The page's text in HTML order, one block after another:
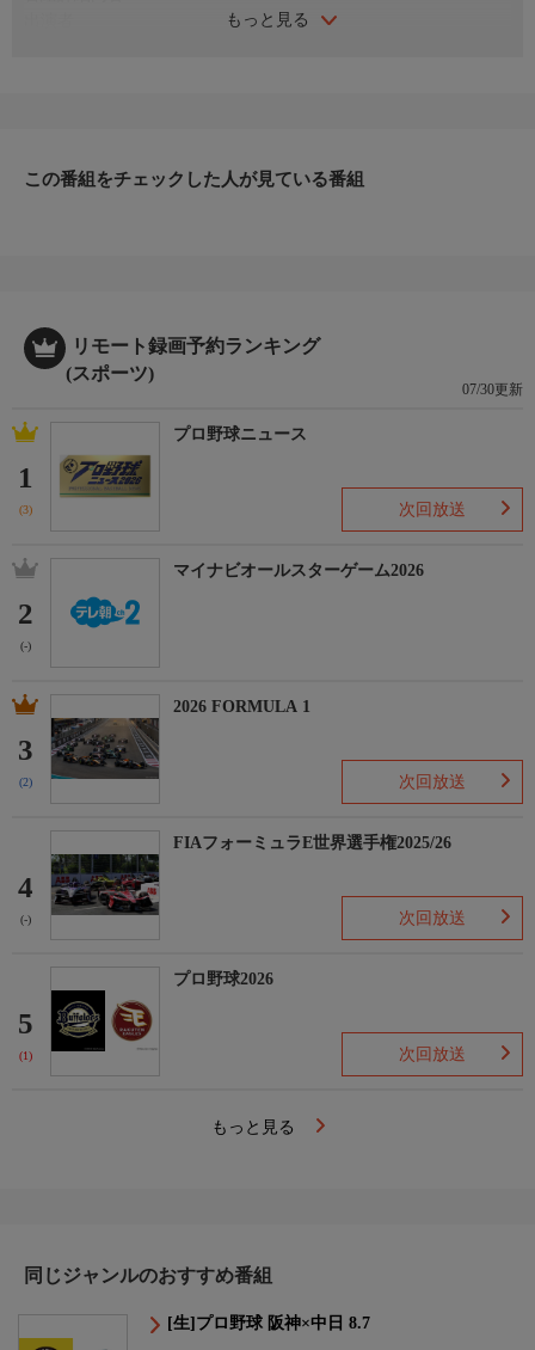
もっと見る
この番組をチェックした人が見ている番組
リモート録画予約ランキング
(スポーツ)
07/30更新
1
(3)
プロ野球ニュース
次回放送
2
(-)
マイナビオールスターゲーム2026
3
(2)
2026 FORMULA 1
次回放送
4
(-)
FIAフォーミュラE世界選手権2025/26
次回放送
5
(1)
プロ野球2026
次回放送
もっと見る
同じジャンルのおすすめ番組
[生]プロ野球 阪神×中日 8.7